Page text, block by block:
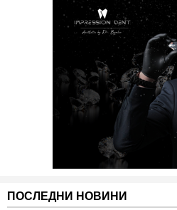
ПОСЛЕДНИ НОВИНИ